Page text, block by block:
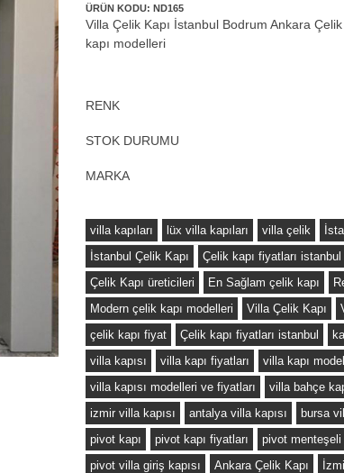
ÜRÜN KODU: ND165
Villa Çelik Kapı İstanbul Bodrum Ankara
kapı modelleri
RENK
STOK DURUMU
MARKA
villa kapıları lüx villa kapıları villa çelik
İstanbul Çelik Kapı
Çelik kapı fiyatları istanbul
Çelik Kapı üreticileri
En Sağlam çelik kapı
Modern çelik kapı modelleri
Villa Çelik Kapı
çelik kapı fiyat
Çelik kapı fiyatları istanbul
villa kapısı
villa kapı fiyatları villa kapı
villa kapısı modelleri ve fiyatları
villa bahçe
izmir villa kapısı
antalya villa kapısı bursa
pivot kapı
pivot kapı fiyatları pivot menteşeli
pivot villa giriş kapısı
Ankara Çelik Kapı